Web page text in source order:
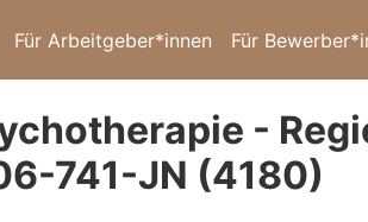
Für Arbeitgeber*innen Für
-
741-JN (4180)